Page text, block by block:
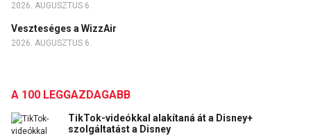
2026. AUGUSZTUS 6.
Veszteséges a WizzAir
2026. AUGUSZTUS 6.
A 100 LEGGAZDAGABB
TikTok-videókkal alakítaná át a Disney+
szolgáltatást a Disney